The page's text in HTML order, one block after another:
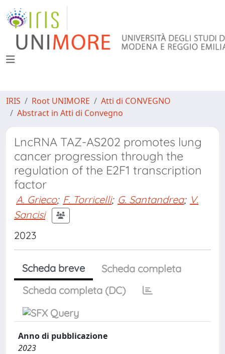
IRIS Root UNIMORE
Atti di CONVEGNO
Abstract in Atti di Convegno
LncRNA TAZ-AS202 promotes lung
cancer progression through the
regulation of the E2F1 transcription
factor
A. Grieco; F. Torricelli; G. Santandrea; V.
Sancisi
2023
Scheda breve
Scheda completa
Scheda completa (DC)
Anno di pubblicazione
2023